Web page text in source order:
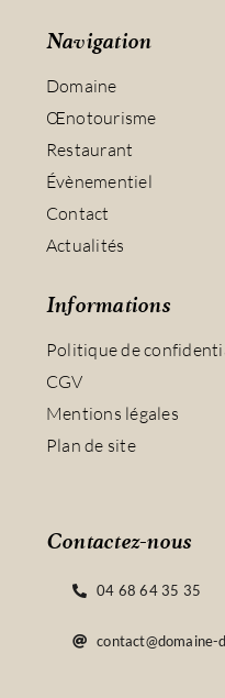
Navigation
Domaine
Œnotourisme
Restaurant
Évènementiel
Contact
Actualités
Informations
Politique de
CGV
Mentions légales
Plan de site
Contactez-nous
04 68 64 35 35
contact@domaine-